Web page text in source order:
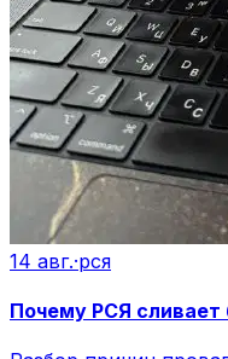
14 авг.·рся
Почему РСЯ